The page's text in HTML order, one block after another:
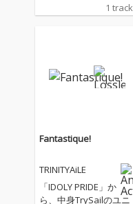
E」、約半年ぶりの新
1 track
Fantastique!
TRINITYAiLE
「IDOLY PRIDE」か
ら、中身TrySailのユニ